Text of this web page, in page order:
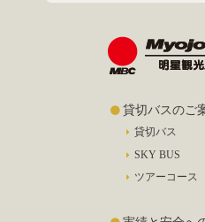
貸切バスのご
貸切バス
SKY BUS
ツアーコース